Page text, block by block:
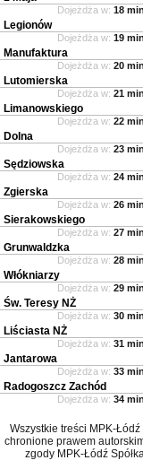
Dojeżdża w: 18
Legionów
Dojeżdża w: 19
Manufaktura
Dojeżdża w: 20
Lutomierska
Dojeżdża w: 21
Limanowskiego
Dojeżdża w: 22
Dolna
Dojeżdża w: 23
Sędziowska
Dojeżdża w: 24
Zgierska
Dojeżdża w: 26
Sierakowskiego
Dojeżdża w: 27
Grunwaldzka
Dojeżdża w: 28
Włókniarzy
Dojeżdża w: 29
Św. Teresy NŻ
Dojeżdża w: 30
Liściasta NŻ
Dojeżdża w: 31
Jantarowa
Dojeżdża w: 33
Radogoszcz Zachód
Dojeżdża w: 34
Wszystkie treści MPK-
chronione prawem
zgody MPK-Łódź